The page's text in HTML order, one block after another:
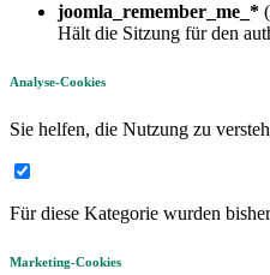
joomla_remember_me_*
Hält die Sitzung für den
Analyse-Cookies
Sie helfen, die Nutzung zu
Für diese Kategorie wurden
Marketing-Cookies